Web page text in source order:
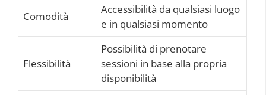
Comodità
Accessibilità da qualsiasi luogo
e in qualsiasi momento
Flessibilità
Possibilità di prenotare
sessioni in base alla propria
disponibilità